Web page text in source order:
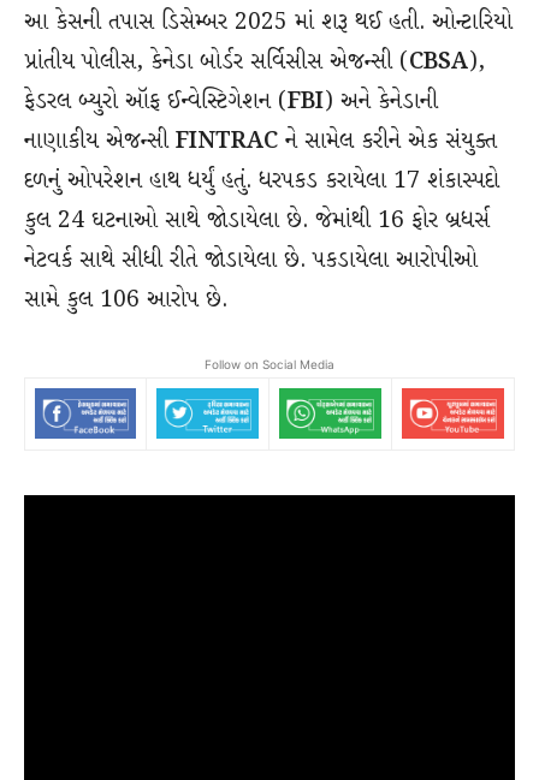
આ કેસની તપાસ ડિસેમ્બર 2025 માં શરૂ થઈ હતી. ઓન્ટારિયો
પ્રાંતીય પોલીસ, કેનેડા બોર્ડર સર્વિસીસ એજન્સી (CBSA),
ફેડરલ બ્યુરો ઑફ ઈન્વેસ્ટિગેશન (FBI) અને કેનેડાની
નાણાકીય એજન્સીFINTRAC ને સામેલ કરીને એક સંયુક્ત
દળનું ઓપરેશન હાથ ધર્યું હતું. ધરપકડ કરાયેલા 17 શંકાસ્પદો
કુલ 24 ઘટનાઓ સાથે જોડાયેલા છે. જેમાંથી 16 ફોર બ્રધર્સ
નેટવર્ક સાથે સીધી રીતે જોડાયેલા છે. પકડાયેલા આરોપીઓ
સામે કુલ 106 આરોપ છે.
Follow on Social Media